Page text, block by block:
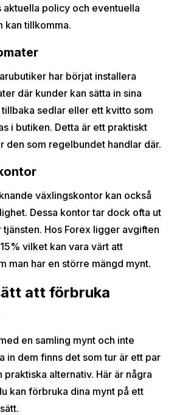
aktuella policy och eventuella
kan tillkomma.
har börjat installera
där kunder kan sätta in sina
sedlar eller ett kvitto som
i butiken. Detta är ett praktiskt
den som regelbundet handlar där.
växlingskontor kan också
Dessa kontor tar dock ofta ut
Hos Forex ligger avgiften
vilket kan vara värt att
man har en större mängd mynt.
att förbruka
en samling mynt och inte
in dem finns det som tur är ett par
praktiska alternativ. Här är några
kan förbruka dina mynt på ett